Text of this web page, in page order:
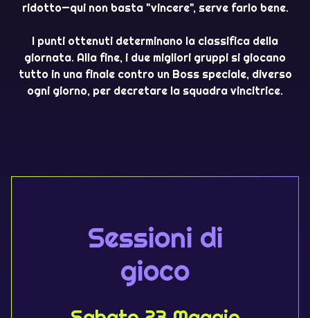
ridotto—qui non basta "vincere", serve farlo bene.
I punti ottenuti determinano la classifica della
giornata. Alla fine, i due migliori gruppi si giocano
tutto in una finale contro un Boss speciale, diverso
ogni giorno, per decretare la squadra vincitrice.
Sessioni di
gioco